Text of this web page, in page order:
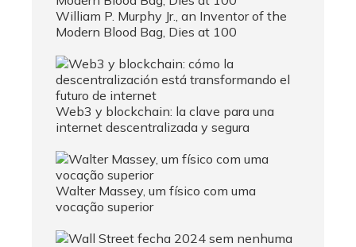
William P. Murphy Jr., an Inventor of the
Modern Blood Bag, Dies at 100
Web3 y blockchain: la clave para una
internet descentralizada y segura
Walter Massey, um físico com uma
vocação superior